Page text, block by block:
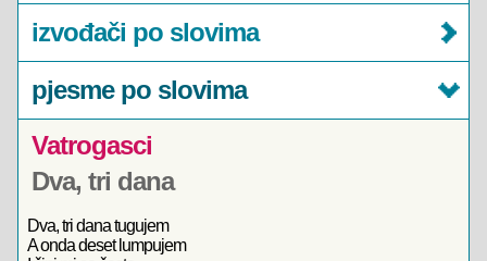
izvođači po slovima
pjesme po slovima
Vatrogasci
Dva, tri dana
Dva, tri dana tugujem
A onda deset lumpujem